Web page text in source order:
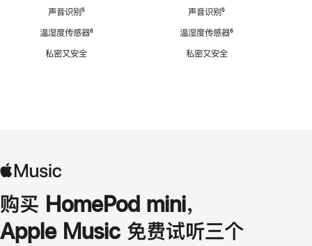
声音识别脚
⁵
温湿度传感器脚
⁶
私密又安全
声音识别脚
⁵
温湿度传感器脚
⁶
私密又安全
购买 HomePod mini，
Apple Music 免费试听三个